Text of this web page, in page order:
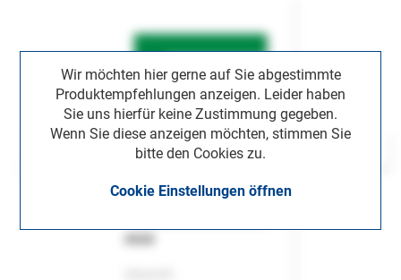
Wir möchten hier gerne auf Sie abgestimmte
Produktempfehlungen anzeigen. Leider haben
Sie uns hierfür keine Zustimmung gegeben.
Wenn Sie diese anzeigen möchten, stimmen Sie
bitte den Cookies zu.
Cookie Einstellungen öffnen